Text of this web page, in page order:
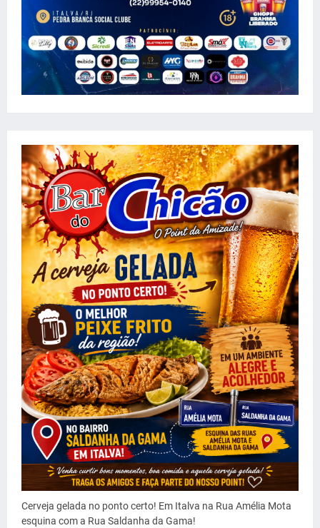
Cerveja gelada no ponto certo! Em Italva na Rua Amélia Mota
esquina com a Rua Saldanha da Gama!